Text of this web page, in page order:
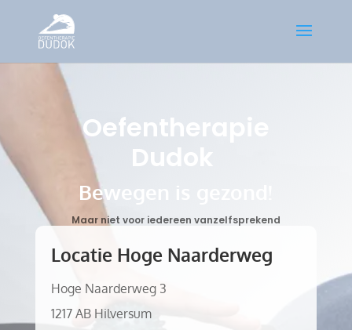
Oefentherapie
Dudok
Bewegen is gezond!
Maar niet voor iedereen vanzelfsprekend
Locatie Hoge Naarderweg
Hoge Naarderweg 3
1217 AB Hilversum